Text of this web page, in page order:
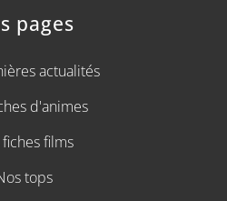
pages
actualités
d'animes
films
tops